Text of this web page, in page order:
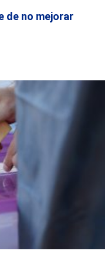
de no mejorar